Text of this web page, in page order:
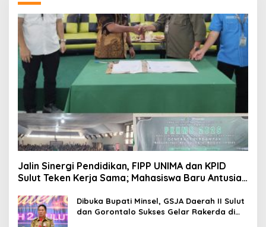
Jalin Sinergi Pendidikan, FIPP UNIMA dan KPID
Sulut Teken Kerja Sama; Mahasiswa Baru Antusias
Dibuka Bupati Minsel, GSJA Daerah II Sulut
dan Gorontalo Sukses Gelar Rakerda di